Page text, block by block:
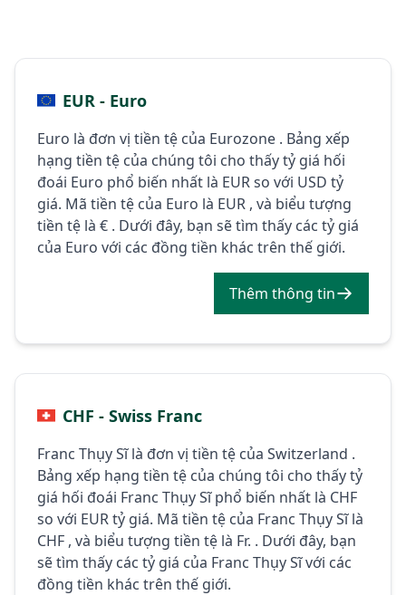
EUR - Euro
Euro là đơn vị tiền tệ của Eurozone . Bảng xếp
hạng tiền tệ của chúng tôi cho thấy tỷ giá hối
đoái Euro phổ biến nhất là EUR so với USD tỷ
giá. Mã tiền tệ của Euro là EUR , và biểu tượng
tiền tệ là € . Dưới đây, bạn sẽ tìm thấy các tỷ giá
của Euro với các đồng tiền khác trên thế giới.
Thêm thông tin
CHF - Swiss Franc
Franc Thụy Sĩ là đơn vị tiền tệ của Switzerland .
Bảng xếp hạng tiền tệ của chúng tôi cho thấy tỷ
giá hối đoái Franc Thụy Sĩ phổ biến nhất là CHF
so với EUR tỷ giá. Mã tiền tệ của Franc Thụy Sĩ là
CHF , và biểu tượng tiền tệ là Fr. . Dưới đây, bạn
sẽ tìm thấy các tỷ giá của Franc Thụy Sĩ với các
đồng tiền khác trên thế giới.